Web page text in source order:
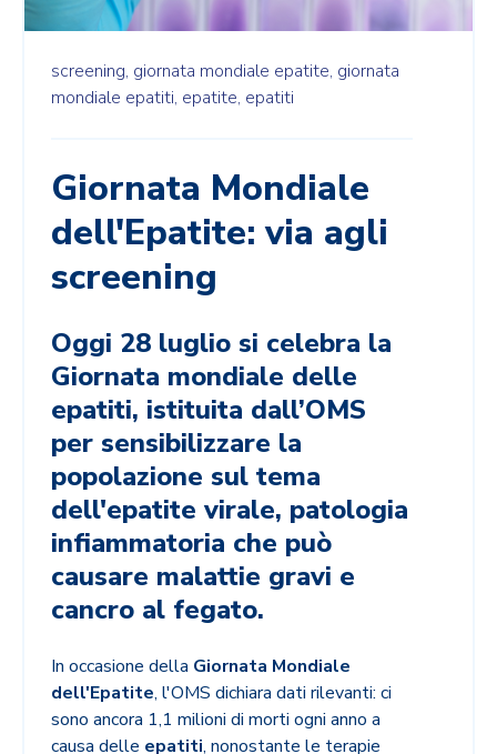
screening, giornata mondiale epatite, giornata
mondiale epatiti, epatite, epatiti
Giornata Mondiale
dell'Epatite: via agli
screening
Oggi 28 luglio si celebra la
Giornata mondiale delle
epatiti, istituita dall’OMS
per sensibilizzare la
popolazione sul tema
dell'epatite virale, patologia
infiammatoria che può
causare malattie gravi e
cancro al fegato.
In occasione della Giornata Mondiale
dell'Epatite, l'OMS dichiara dati rilevanti: ci
sono ancora 1,1 milioni di morti ogni anno a
causa delle epatiti, nonostante le terapie